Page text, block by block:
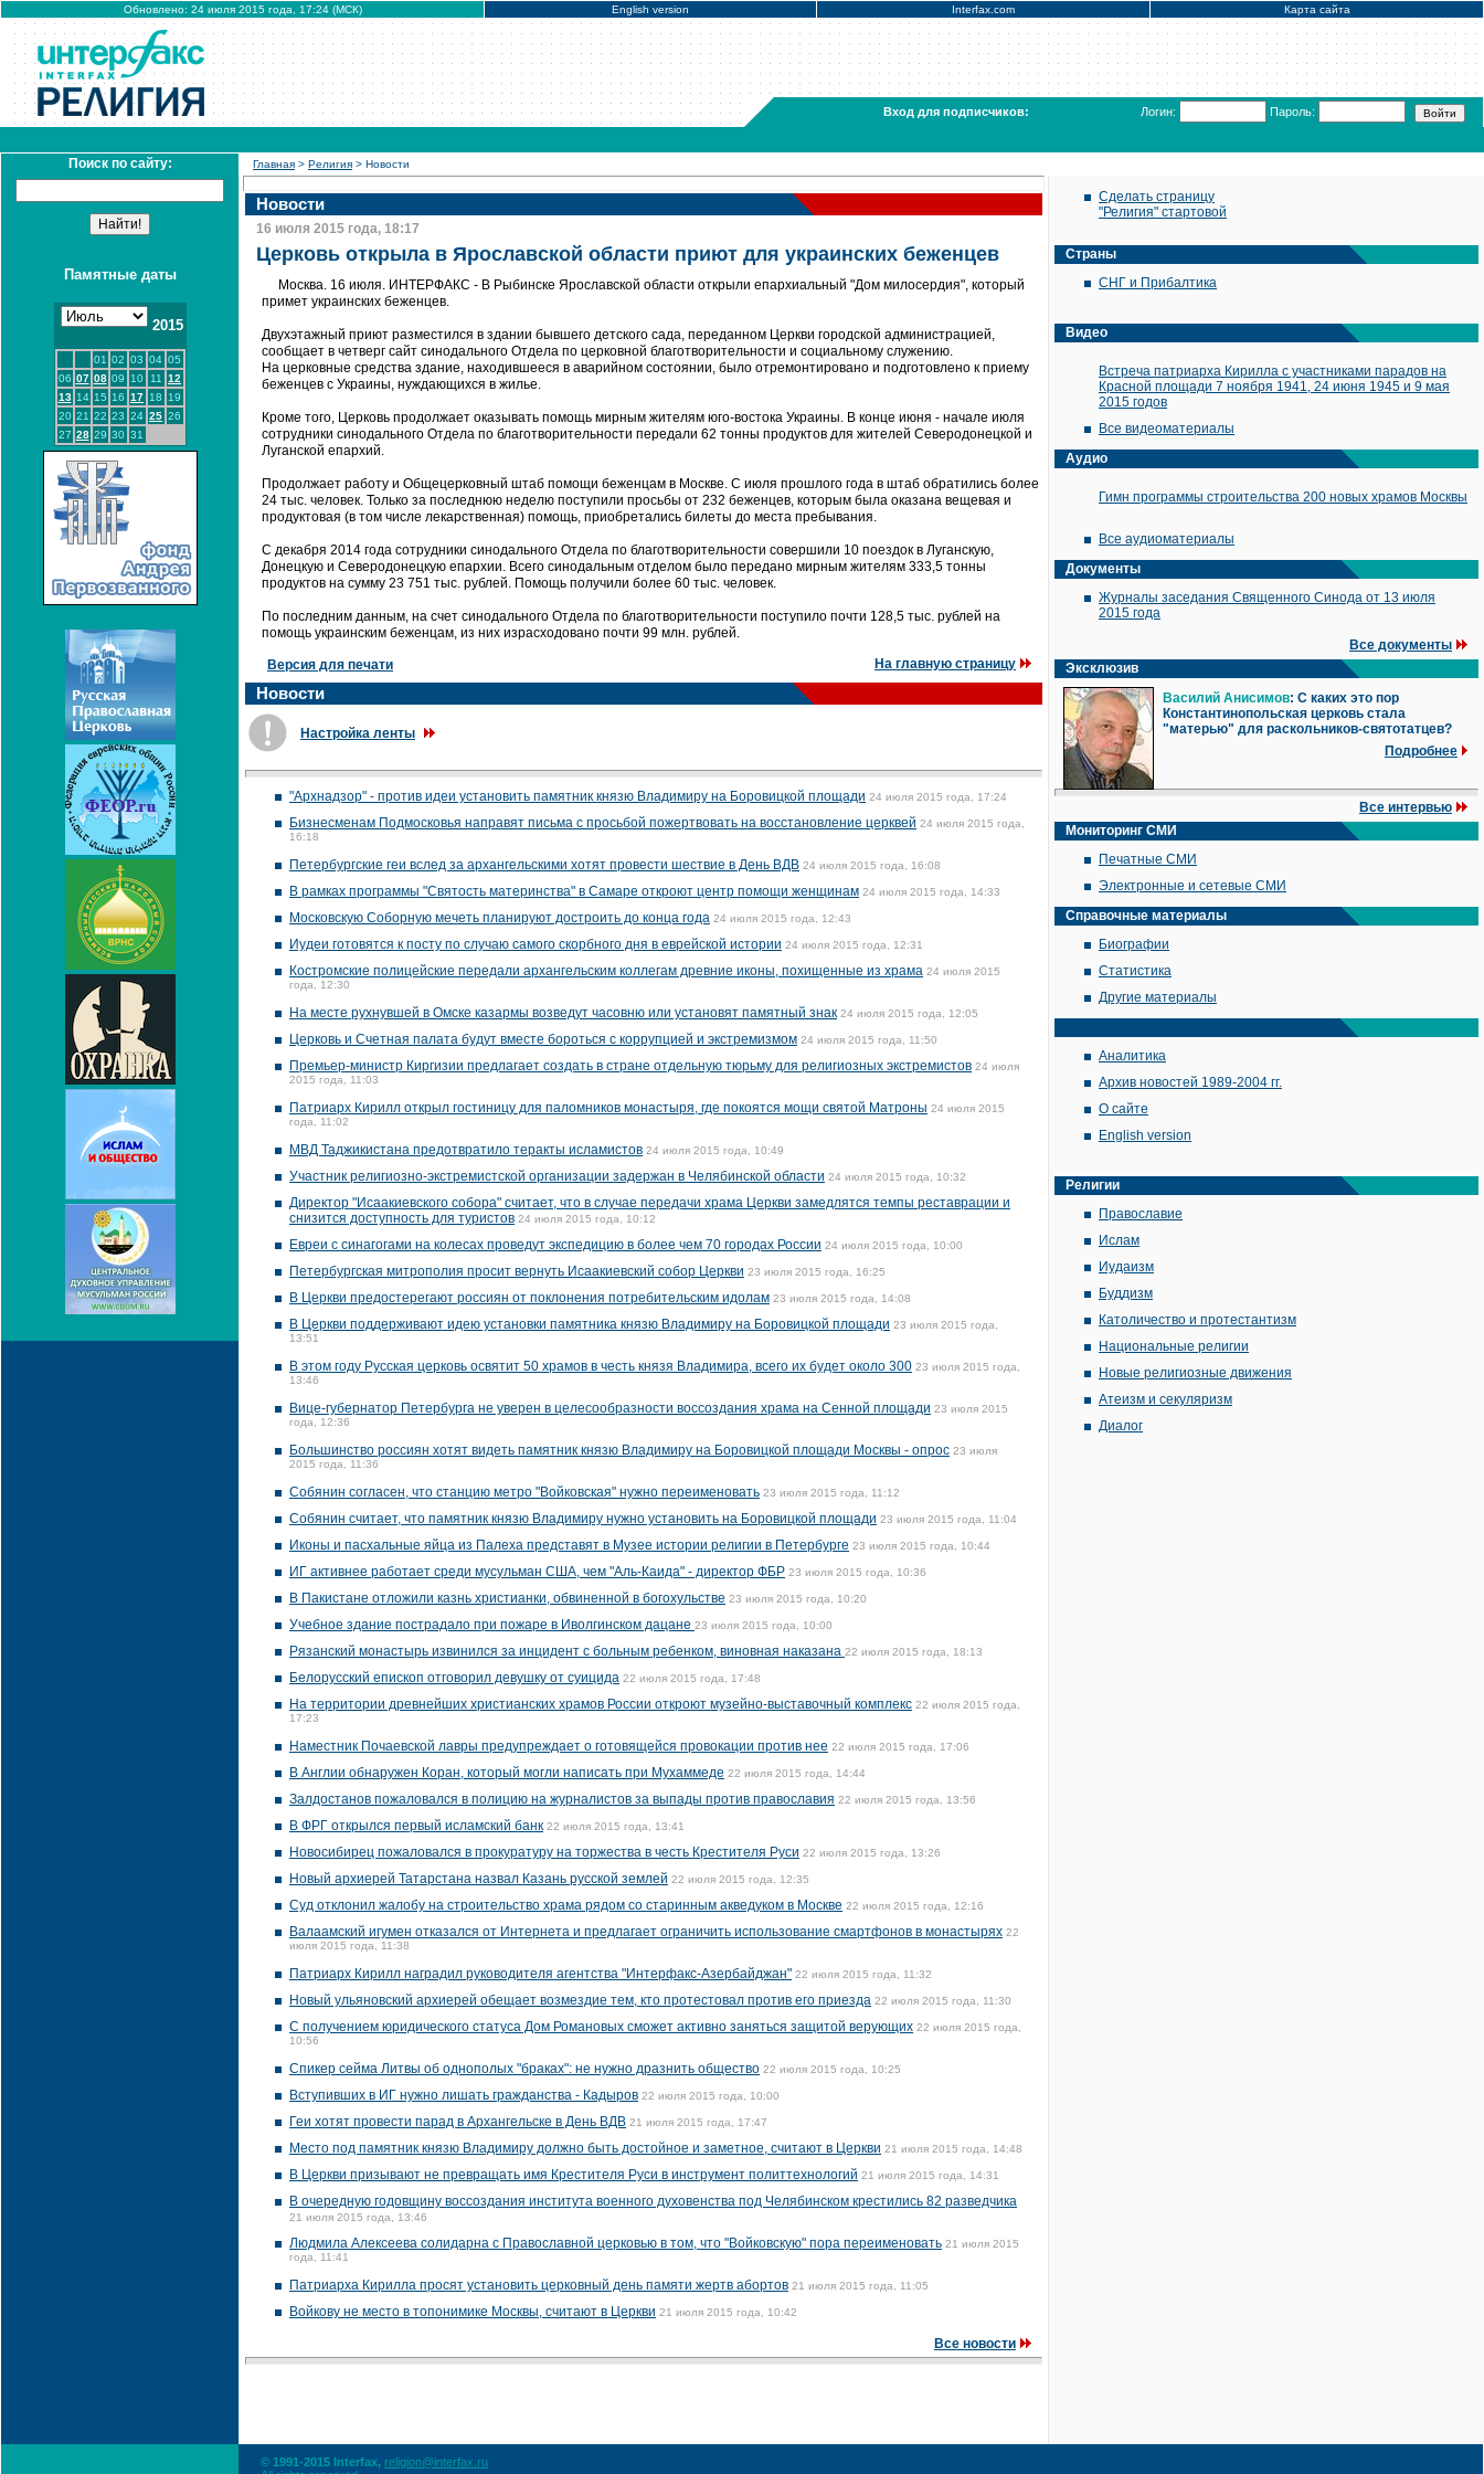
Обновлено: 24 июля 2015 года, 17:24 (МСК) English version Interfax.com Карта сайта
Вход для подписчиков: Логин: Пароль:
Поиск по сайту:
Памятные даты
2015
01 02 03 04 05
06 07 08 09 10 11
12
13 14 15 16 17 18
19
20 21 22 23 24 25 26
27 28 29 30 31
Главная > Религия > Новости
Новости
16 июля 2015 года, 18:17
Церковь открыла в Ярославской области приют для украинских беженцев
Москва. 16 июля. ИНТЕРФАКС - В Рыбинске Ярославской области открыли епархиальный "Дом милосердия", который
примет украинских беженцев.
Двухэтажный приют разместился в здании бывшего детского сада, переданном Церкви городской администрацией,
сообщает в четверг сайт синодального Отдела по церковной благотворительности и социальному служению.
На церковные средства здание, находившееся в аварийном состоянии, было отремонтировано и подготовлено к приему
беженцев с Украины, нуждающихся в жилье.
Кроме того, Церковь продолжает оказывать помощь мирным жителям юго-востока Украины. В конце июня - начале июля
сотрудники синодального Отдела по благотворительности передали 62 тонны продуктов для жителей Северодонецкой и
Луганской епархий.
Продолжает работу и Общецерковный штаб помощи беженцам в Москве. С июля прошлого года в штаб обратились более
24 тыс. человек. Только за последнюю неделю поступили просьбы от 232 беженцев, которым была оказана вещевая и
продуктовая (в том числе лекарственная) помощь, приобретались билеты до места пребывания.
С декабря 2014 года сотрудники синодального Отдела по благотворительности совершили 10 поездок в Луганскую,
Донецкую и Северодонецкую епархии. Всего синодальным отделом было передано мирным жителям 333,5 тонны
продуктов на сумму 23 751 тыс. рублей. Помощь получили более 60 тыс. человек.
По последним данным, на счет синодального Отдела по благотворительности поступило почти 128,5 тыс. рублей на
помощь украинским беженцам, из них израсходовано почти 99 млн. рублей.
Версия для печати На главную страницу
Новости
Настройка ленты
"Архнадзор" - против идеи установить памятник князю Владимиру на Боровицкой площади 24 июля 2015 года, 17:24
Бизнесменам Подмосковья направят письма с просьбой пожертвовать на восстановление церквей 24 июля 2015 года,
16:18
Петербургские геи вслед за архангельскими хотят провести шествие в День ВДВ 24 июля 2015 года, 16:08
В рамках программы "Святость материнства" в Самаре откроют центр помощи женщинам 24 июля 2015 года, 14:33
Московскую Соборную мечеть планируют достроить до конца года 24 июля 2015 года, 12:43
Иудеи готовятся к посту по случаю самого скорбного дня в еврейской истории 24 июля 2015 года, 12:31
Костромские полицейские передали архангельским коллегам древние иконы, похищенные из храма 24 июля 2015
года, 12:30
На месте рухнувшей в Омске казармы возведут часовню или установят памятный знак 24 июля 2015 года, 12:05
Церковь и Счетная палата будут вместе бороться с коррупцией и экстремизмом 24 июля 2015 года, 11:50
Премьер-министр Киргизии предлагает создать в стране отдельную тюрьму для религиозных экстремистов 24 июля
2015 года, 11:03
Патриарх Кирилл открыл гостиницу для паломников монастыря, где покоятся мощи святой Матроны 24 июля 2015
года, 11:02
МВД Таджикистана предотвратило теракты исламистов 24 июля 2015 года, 10:49
Участник религиозно-экстремистской организации задержан в Челябинской области 24 июля 2015 года, 10:32
Директор "Исаакиевского собора" считает, что в случае передачи храма Церкви замедлятся темпы реставрации и
снизится доступность для туристов 24 июля 2015 года, 10:12
Евреи с синагогами на колесах проведут экспедицию в более чем 70 городах России 24 июля 2015 года, 10:00
Петербургская митрополия просит вернуть Исаакиевский собор Церкви 23 июля 2015 года, 16:25
В Церкви предостерегают россиян от поклонения потребительским идолам 23 июля 2015 года, 14:08
В Церкви поддерживают идею установки памятника князю Владимиру на Боровицкой площади 23 июля 2015 года,
13:51
В этом году Русская церковь освятит 50 храмов в честь князя Владимира, всего их будет около 300 23 июля 2015 года,
13:46
Вице-губернатор Петербурга не уверен в целесообразности воссоздания храма на Сенной площади 23 июля 2015
года, 12:36
Большинство россиян хотят видеть памятник князю Владимиру на Боровицкой площади Москвы - опрос 23 июля
2015 года, 11:36
Собянин согласен, что станцию метро "Войковская" нужно переименовать 23 июля 2015 года, 11:12
Собянин считает, что памятник князю Владимиру нужно установить на Боровицкой площади 23 июля 2015 года, 11:04
Иконы и пасхальные яйца из Палеха представят в Музее истории религии в Петербурге 23 июля 2015 года, 10:44
ИГ активнее работает среди мусульман США, чем "Аль-Каида" - директор ФБР 23 июля 2015 года, 10:36
В Пакистане отложили казнь христианки, обвиненной в богохульстве 23 июля 2015 года, 10:20
Учебное здание пострадало при пожаре в Иволгинском дацане 23 июля 2015 года, 10:00
Рязанский монастырь извинился за инцидент с больным ребенком, виновная наказана 22 июля 2015 года, 18:13
Белорусский епископ отговорил девушку от суицида 22 июля 2015 года, 17:48
На территории древнейших христианских храмов России откроют музейно-выставочный комплекс 22 июля 2015 года,
17:23
Наместник Почаевской лавры предупреждает о готовящейся провокации против нее 22 июля 2015 года, 17:06
В Англии обнаружен Коран, который могли написать при Мухаммеде 22 июля 2015 года, 14:44
Залдостанов пожаловался в полицию на журналистов за выпады против православия 22 июля 2015 года, 13:56
В ФРГ открылся первый исламский банк 22 июля 2015 года, 13:41
Новосибирец пожаловался в прокуратуру на торжества в честь Крестителя Руси 22 июля 2015 года, 13:26
Новый архиерей Татарстана назвал Казань русской землей 22 июля 2015 года, 12:35
Суд отклонил жалобу на строительство храма рядом со старинным акведуком в Москве 22 июля 2015 года, 12:16
Валаамский игумен отказался от Интернета и предлагает ограничить использование смартфонов в монастырях 22
июля 2015 года, 11:38
Патриарх Кирилл наградил руководителя агентства "Интерфакс-Азербайджан" 22 июля 2015 года, 11:32
Новый ульяновский архиерей обещает возмездие тем, кто протестовал против его приезда 22 июля 2015 года, 11:30
С получением юридического статуса Дом Романовых сможет активно заняться защитой верующих 22 июля 2015 года,
10:56
Спикер сейма Литвы об однополых "браках": не нужно дразнить общество 22 июля 2015 года, 10:25
Вступивших в ИГ нужно лишать гражданства - Кадыров 22 июля 2015 года, 10:00
Геи хотят провести парад в Архангельске в День ВДВ 21 июля 2015 года, 17:47
Место под памятник князю Владимиру должно быть достойное и заметное, считают в Церкви 21 июля 2015 года, 14:48
В Церкви призывают не превращать имя Крестителя Руси в инструмент политтехнологий 21 июля 2015 года, 14:31
В очередную годовщину воссоздания института военного духовенства под Челябинском крестились 82 разведчика
21 июля 2015 года, 13:46
Людмила Алексеева солидарна с Православной церковью в том, что "Войковскую" пора переименовать 21 июля 2015
года, 11:41
Патриарха Кирилла просят установить церковный день памяти жертв абортов 21 июля 2015 года, 11:05
Войкову не место в топонимике Москвы, считают в Церкви 21 июля 2015 года, 10:42
Все новости
Сделать страницу
"Религия" стартовой
Страны
СНГ и Прибалтика
Видео
Встреча патриарха Кирилла с участниками парадов на
Красной площади 7 ноября 1941, 24 июня 1945 и 9 мая
2015 годов
Все видеоматериалы
Аудио
Гимн программы строительства 200 новых храмов Москвы
Все аудиоматериалы
Документы
Журналы заседания Священного Синода от 13 июля
2015 года
Все документы
Эксклюзив
Василий Анисимов: С каких это пор
Константинопольская церковь стала
"матерью" для раскольников-святотатцев?
Подробнее
Все интервью
Мониторинг СМИ
Печатные СМИ
Электронные и сетевые СМИ
Справочные материалы
Биографии
Статистика
Другие материалы
Аналитика
Архив новостей 1989-2004 гг.
О сайте
English version
Религии
Православие
Ислам
Иудаизм
Буддизм
Католичество и протестантизм
Национальные религии
Новые религиозные движения
Атеизм и секуляризм
Диалог
© 1991-2015 Interfax, religion@interfax.ru